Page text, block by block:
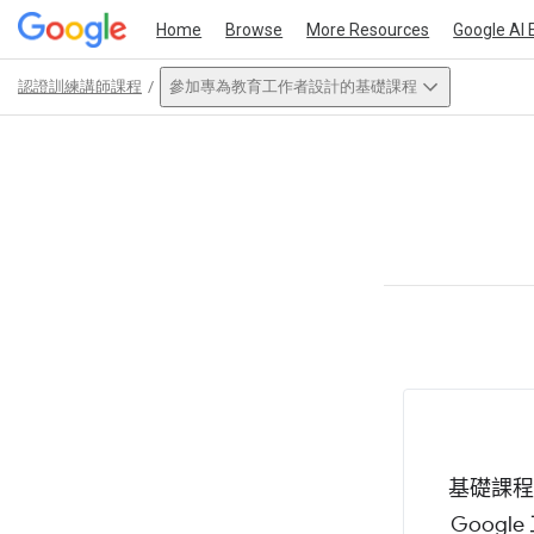
Home Browse More Resources Google AI
認證訓練講師課程 參加專為教育工作者設計的基礎課程
基礎課
Google